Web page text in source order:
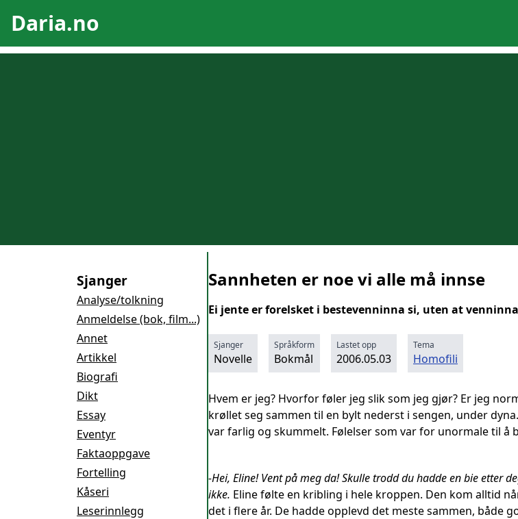
Daria.no
Sjanger
Analyse/tolkning
Anmeldelse (bok, film...)
Annet
Artikkel
Biografi
Dikt
Essay
Eventyr
Faktaoppgave
Fortelling
Kåseri
Leserinnlegg
Sannheten er noe vi alle må innse
Ei jente er forelsket i bestevenninna si, uten at
Sjanger
Novelle
Språkform
Bokmål
Lastet opp
2006.05.03
Tema
Homofili
Hvem er jeg? Hvorfor føler jeg slik som jeg gjør? Er jeg
krøllet seg sammen til en bylt nederst i sengen, under
var farlig og skummelt. Følelser som var for unormale til å
-Hei, Eline! Vent på meg da! Skulle trodd du hadde en bie etter
ikke. Eline følte en kribling i hele kroppen. Den kom alltid
det i flere år. De hadde opplevd det meste sammen, både